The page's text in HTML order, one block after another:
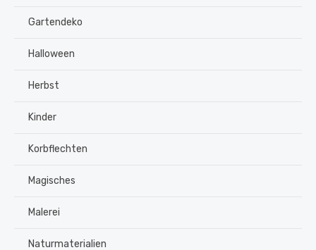
Gartendeko
Halloween
Herbst
Kinder
Korbflechten
Magisches
Malerei
Naturmaterialien